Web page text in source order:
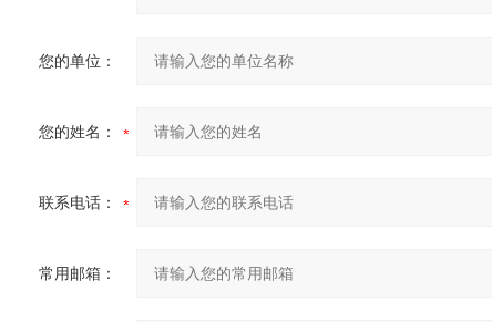
您的单位：
您的姓名：
联系电话：
常用邮箱：